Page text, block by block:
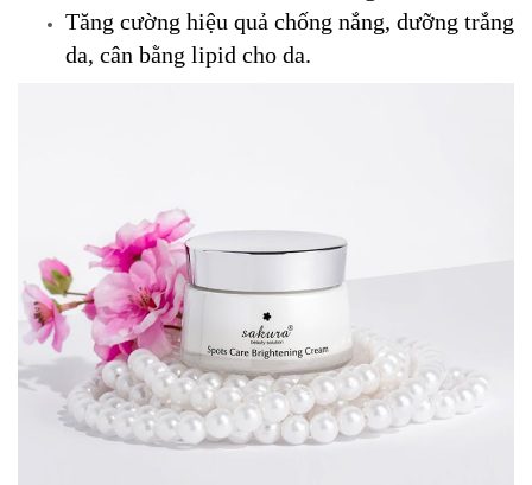
Tăng cường hiệu quả chống nắng, dưỡng trắng
da, cân bằng lipid cho da.